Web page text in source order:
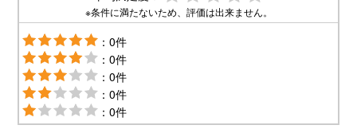
※条件に満たないため、評価は出来ません。
：0件
：0件
：0件
：0件
：0件